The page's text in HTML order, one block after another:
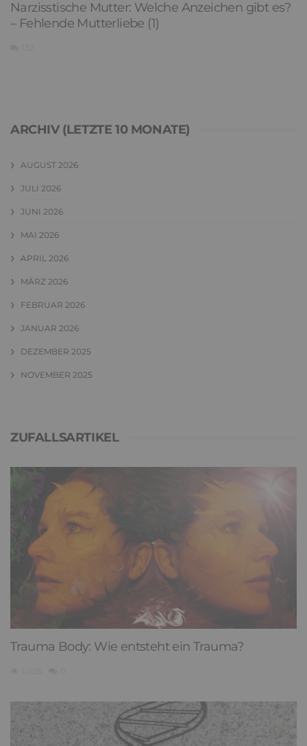
Narzisstische Mutter: Welche Anzeichen gibt es?
– Fehlende Mutterliebe (1)
ARCHIV (LETZTE 10 MONATE)
AUGUST 2026
JULI 2026
JUNI 2026
MAI 2026
APRIL 2026
MÄRZ 2026
FEBRUAR 2026
JANUAR 2026
DEZEMBER 2025
NOVEMBER 2025
ZUFALLSARTIKEL
Trauma Body: Wie entsteht ein Trauma?